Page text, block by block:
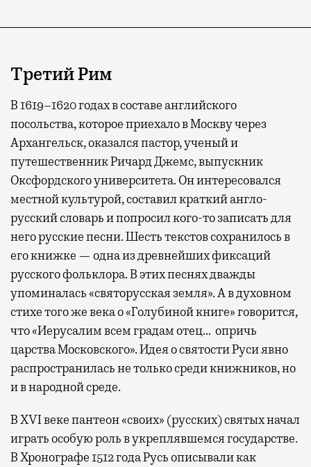
Третий Рим
В 1619–1620 годах в составе английского
посольства, которое приехало в Москву через
Архангельск, оказался пастор, ученый и
путешественник Ричард Джемс, выпускник
Оксфордского университета. Он интересовался
местной культурой, составил краткий англо-
русский словарь и попросил кого-то записать для
него русские песни. Шесть текстов сохранилось в
его книжке — одна из древнейших фиксаций
русского фольклора. В этих песнях дважды
упоминалась «святорусская земля». А в духовном
стихе того же века о «Голубиной книге» говорится,
что «Иерусалим всем градам отец… опричь
царства Московского». Идея о святости Руси явно
распространилась не только среди книжников, но
и в народной среде.
В XVI веке пантеон «своих» (русских) святых начал
играть особую роль в укреплявшемся государстве.
В Хронографе 1512 года Русь описывали как